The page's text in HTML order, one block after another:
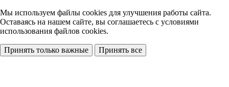
Мы используем файлы cookies для улучшения работы сайта.
Оставаясь на нашем сайте, вы соглашаетесь с условиями
использования файлов cookies.
Принять только важные Принять все